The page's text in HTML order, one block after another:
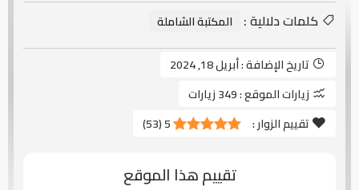
كلمات دلالية :
المكتبة الشاملة
تاريخ الإضافة :أبريل 18, 2024
زيارات الموقع :349 زيارات
تقييم الزوار :
5
(
53
)
تقييم هذا الموقع